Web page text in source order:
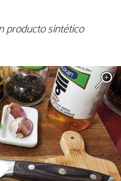
producto sintético